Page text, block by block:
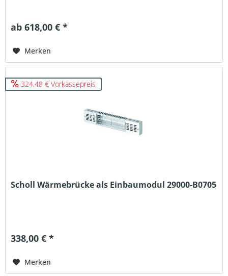
ab 618,00 € *
Merken
324,48 € Vorkassepreis
Scholl Wärmebrücke als Einbaumodul 29000-B0705
338,00 € *
Merken